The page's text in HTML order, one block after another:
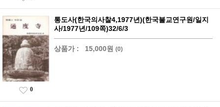
통도사(한국의사찰4,1977년)(한국불교연구원/일지
사/1977년/109쪽)32/6/3
상품가 : 15,000원 (0)
0